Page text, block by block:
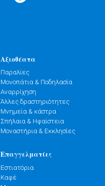
Αξιοθέατα
Παραλίες
Μονοπάτια & Ποδηλασία
Αναρρίχηση
Άλλες δραστηριότητες
Μνημεία & κάστρα
Σπήλαια & Ηφαίστεια
Μοναστήρια & Εκκλησίες
Επαγγελματίες
Εστιατόρια
Καφέ